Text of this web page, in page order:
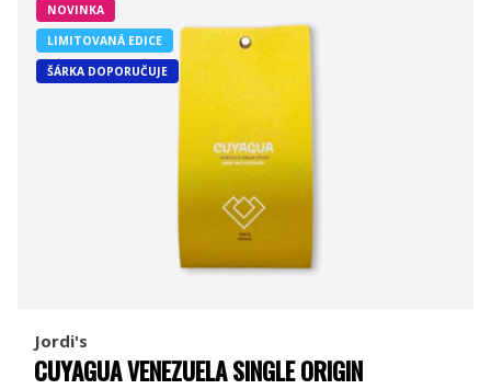
NOVINKA
LIMITOVANÁ EDICE
ŠÁRKA DOPORUČUJE
Jordi's
CUYAGUA VENEZUELA SINGLE ORIGIN